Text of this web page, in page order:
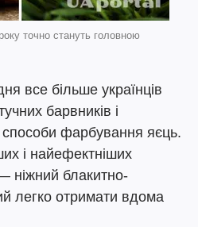
точно стануть головною
все більше українців
барвників і
фарбування яєць.
і найефектніших
ніжний блакитно-
легко отримати вдома